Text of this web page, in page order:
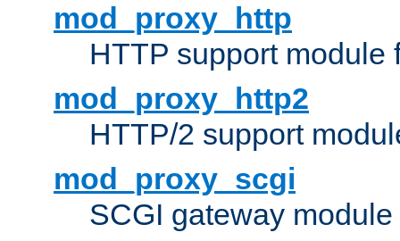
mod_proxy_http
HTTP support module
mod_proxy_http2
HTTP/2 support
mod_proxy_scgi
SCGI gateway